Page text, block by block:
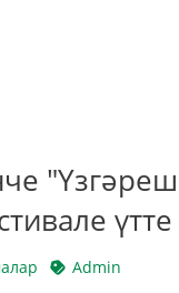
"Үзгәреш
үтте
Admin